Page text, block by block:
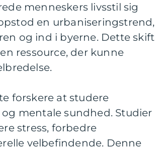
menneskers livsstil sig
en urbaniseringstrend,
og ind i byerne. Dette skift
ressource, der kunne
forskere at studere
mentale sundhed. Studier
stress, forbedre
velbefindende. Denne